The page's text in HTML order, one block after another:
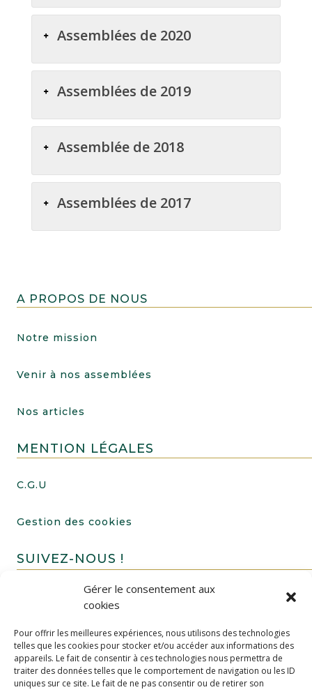
Gérer le consentement aux
cookies
Pour offrir les meilleures expériences, nous utilisons des technologies
telles que les cookies pour stocker et/ou accéder aux informations des
appareils. Le fait de consentir à ces technologies nous permettra de
traiter des données telles que le comportement de navigation ou les ID
uniques sur ce site. Le fait de ne pas consentir ou de retirer son
Assemblées de 2020
Assemblées de 2019
Assemblée de 2018
Assemblées de 2017
A PROPOS DE NOUS
Notre mission
Venir à nos assemblées
Nos articles
MENTION LÉGALES
C.G.U
Gestion des cookies
SUIVEZ-NOUS !